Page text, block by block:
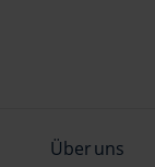
Über uns